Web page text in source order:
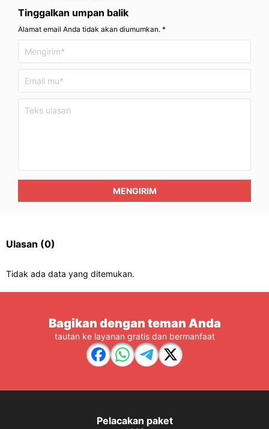
Tinggalkan umpan balik
Alamat email Anda tidak akan diumumkan. *
MENGIRIM
Ulasan (0)
Tidak ada data yang ditemukan.
Bagikan dengan teman Anda
tautan ke layanan gratis dan bermanfaat
Pelacakan paket